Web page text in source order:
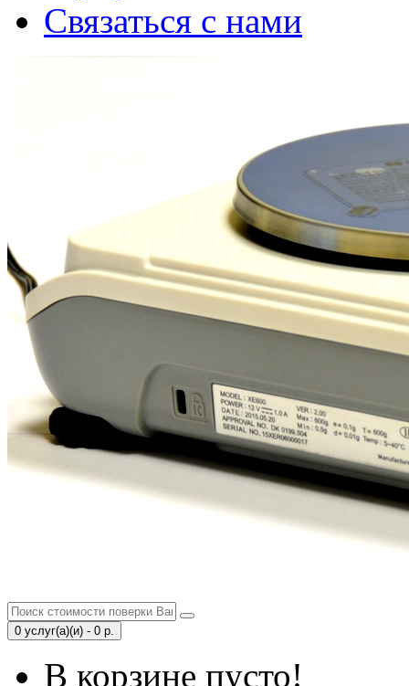
Связаться с нами
0 услуг(а)(и) - 0 р.
В корзине пусто!